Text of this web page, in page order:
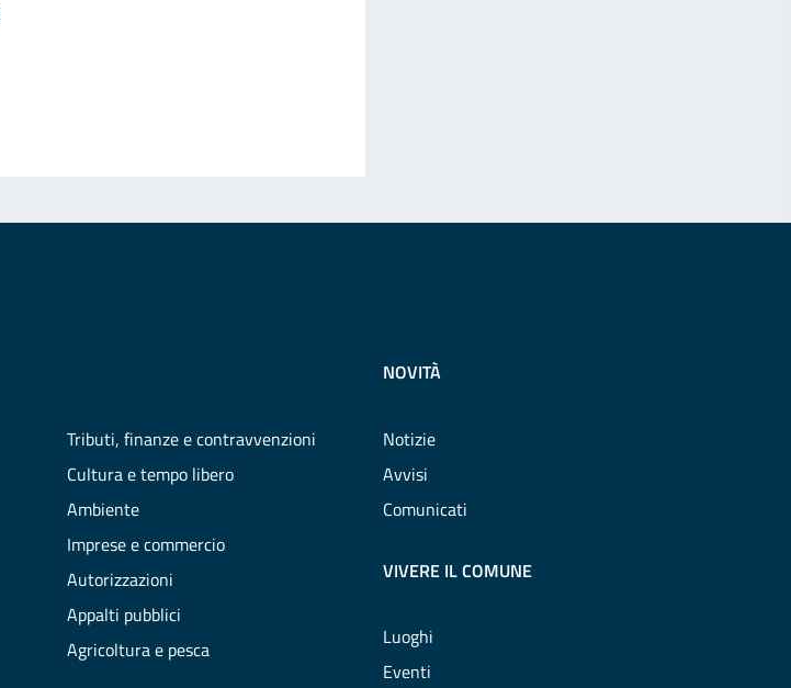
Tributi, finanze e contravvenzioni
Cultura e tempo libero
Ambiente
Imprese e commercio
Autorizzazioni
Appalti pubblici
Agricoltura e pesca
NOVITÀ
Notizie
Avvisi
Comunicati
VIVERE IL COMUNE
Luoghi
Eventi